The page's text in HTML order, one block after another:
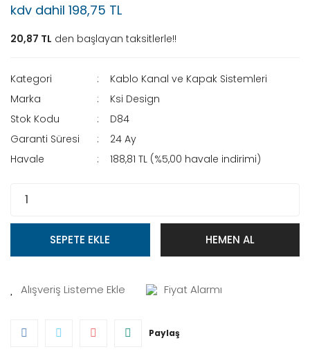
kdv dahil 198,75 TL
20,87 TL den başlayan taksitlerle!!
Kategori
Kablo Kanal ve Kapak Sistemleri
Marka
Ksi Design
Stok Kodu
D84
Garanti Süresi
24 Ay
Havale
188,81 TL (%5,00 havale indirimi)
SEPETE EKLE HEMEN AL
Fiyat Alarmı
Paylaş